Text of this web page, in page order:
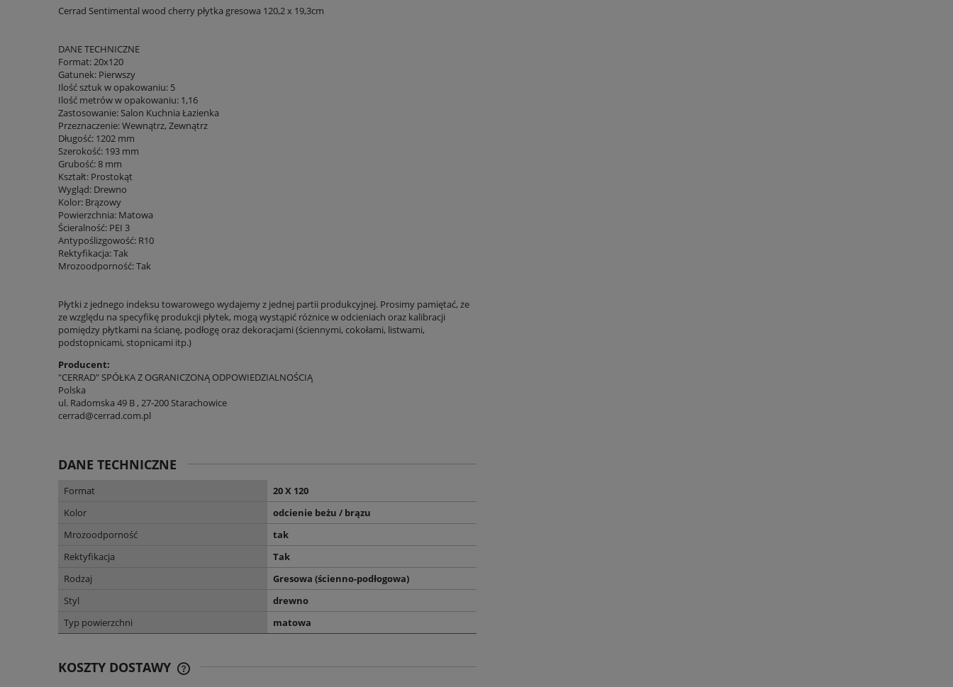
Cerrad Sentimental wood cherry płytka gresowa 120,2 x 19,3cm
DANE TECHNICZNE
Format: 20x120
Gatunek: Pierwszy
Ilość sztuk w opakowaniu: 5
Ilość metrów w opakowaniu: 1,16
Zastosowanie: Salon Kuchnia Łazienka
Przeznaczenie: Wewnątrz, Zewnątrz
Długość: 1202 mm
Szerokość: 193 mm
Grubość: 8 mm
Kształt: Prostokąt
Wygląd: Drewno
Kolor: Brązowy
Powierzchnia: Matowa
Ścieralność: PEI 3
Antypoślizgowość: R10
Rektyfikacja: Tak
Mrozoodporność: Tak
Płytki z jednego indeksu towarowego wydajemy z jednej partii produkcyjnej. Prosimy pamiętać, że
ze względu na specyfikę produkcji płytek, mogą wystąpić różnice w odcieniach oraz kalibracji
pomiędzy płytkami na ścianę, podłogę oraz dekoracjami (ściennymi, cokołami, listwami,
podstopnicami, stopnicami itp.)
Producent:
"CERRAD" SPÓŁKA Z OGRANICZONĄ ODPOWIEDZIALNOŚCIĄ
Polska
ul. Radomska 49 B , 27-200 Starachowice
cerrad@cerrad.com.pl
DANE TECHNICZNE
Format
20 X 120
Kolor
odcienie beżu / brązu
Mrozoodporność
tak
Rektyfikacja
Tak
Rodzaj
Gresowa (ścienno-podłogowa)
Styl
drewno
Typ powierzchni
matowa
KOSZTY DOSTAWY